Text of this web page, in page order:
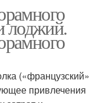
лоджий.
(«французский»
привлечения